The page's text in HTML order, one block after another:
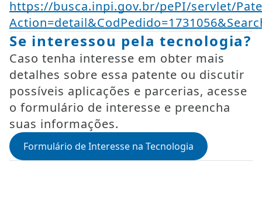
https://busca.inpi.gov.br/pePI/servlet/
Se interessou pela tecnologia?
Caso tenha interesse em obter mais
detalhes sobre essa patente ou discutir
possíveis aplicações e parcerias, acesse
o formulário de interesse e preencha
suas informações.
Formulário de Interesse na Tecnologia